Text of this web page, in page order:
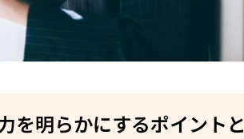
を明らかにするポイントと